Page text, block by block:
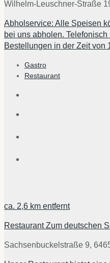
Wilhelm-Leuschner-Straße
Abholservice: Alle Speisen
bei uns abholen.
Bestellungen in der Zeit von
Gastro
Restaurant
ca. 2,6 km entfernt
Restaurant Zum deutschen
Sachsenbuckelstraße 9,